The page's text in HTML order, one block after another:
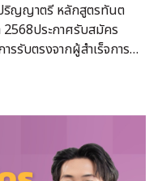
ริญญาตรี หลักสูตรทันต
ประกาศรับสมัคร
รับตรงจากผู้สำเร็จการ
ประกาศรับสมัคร